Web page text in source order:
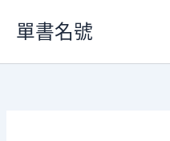
要
單書名號